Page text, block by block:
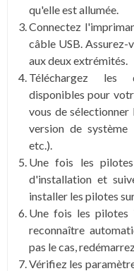
qu'elle est allumée.
Connectez
câble USB. Assurez-
aux deux extrémités.
Téléchargez les
disponibles pour
vous de
version de système
etc.).
Une fois les
d'installation et
installer les pilotes
Une fois les pilotes
reconnaître
pas le cas,
Vérifiez les